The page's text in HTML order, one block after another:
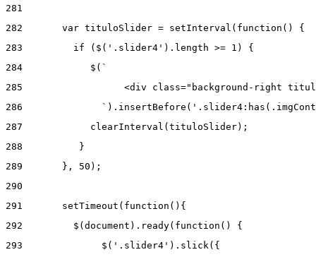
281
282
       var tituloSlider = setInterval(function() {
283
         if ($('.slider4').length >= 1) {
284
            $(`
285
<div class="background-right
286
287
            clearInterval(tituloSlider);
288
          }
289
       }, 50);
290
291
       setTimeout(function(){
292
         $(document).ready(function() {
293
              $('.slider4').slick({